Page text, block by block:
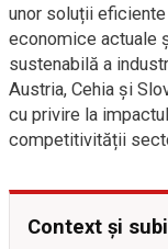
unor soluții
economice actuale
sustenabilă a
Austria, Cehia și
cu privire la
competitivității
Context și